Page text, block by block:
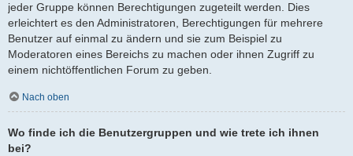
jeder Gruppe können Berechtigungen zugeteilt werden. Dies
erleichtert es den Administratoren, Berechtigungen für mehrere
Benutzer auf einmal zu ändern und sie zum Beispiel zu
Moderatoren eines Bereichs zu machen oder ihnen Zugriff zu
einem nichtöffentlichen Forum zu geben.
Nach oben
Wo finde ich die Benutzergruppen und wie trete ich ihnen
bei?